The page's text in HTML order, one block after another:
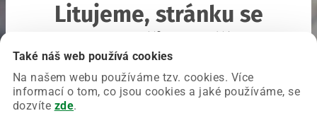
Také náš web používá cookies
Na našem webu používáme tzv. cookies. Více
informací o tom, co jsou cookies a jaké používáme, se
dozvíte zde.
Litujeme, stránku se
Chyba nastala na naší straně a už ji opravujeme.
Zkuste prosím znovu načíst požadovanou stránku.